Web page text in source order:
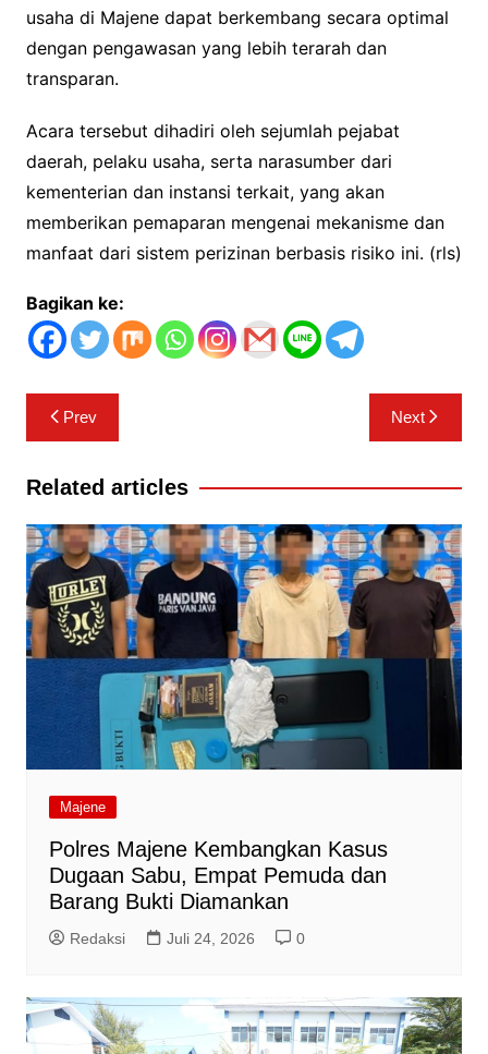
usaha di Majene dapat berkembang secara optimal
dengan pengawasan yang lebih terarah dan
transparan.
Acara tersebut dihadiri oleh sejumlah pejabat
daerah, pelaku usaha, serta narasumber dari
kementerian dan instansi terkait, yang akan
memberikan pemaparan mengenai mekanisme dan
manfaat dari sistem perizinan berbasis risiko ini. (rls)
Bagikan ke:
Navigasi
pos
Prev Next
Related articles
Majene
Polres Majene Kembangkan Kasus
Dugaan Sabu, Empat Pemuda dan
Barang Bukti Diamankan
Redaksi Juli 24, 2026 0